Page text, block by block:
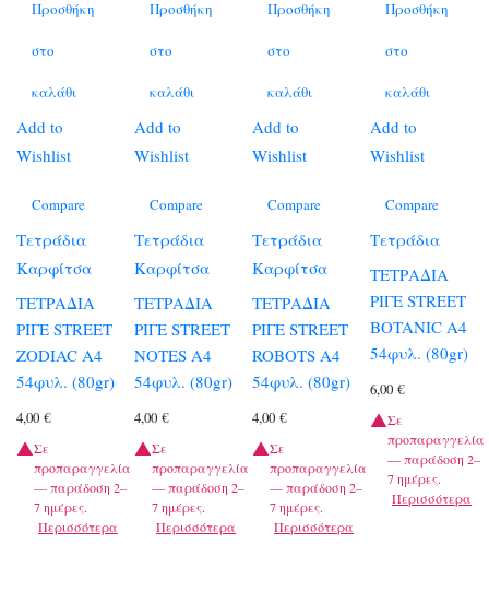
Προσθήκη
στο
καλάθι
Add to
Wishlist
Compare
Τετράδια
Καρφίτσα
ΤΕΤΡΑΔΙΑ
ΡΙΓΕ STREET
ZODIAC A4
54φυλ. (80gr)
4,00 €
Σε
προπαραγγελία
— παράδοση 2–
7 ημέρες.
Περισσότερα
Προσθήκη
στο
καλάθι
Add to
Wishlist
Compare
Τετράδια
Καρφίτσα
ΤΕΤΡΑΔΙΑ
ΡΙΓΕ STREET
NOTES A4
54φυλ. (80gr)
4,00€
Σε
προπαραγγελία
— παράδοση 2–
7 ημέρες.
Περισσότερα
Προσθήκη
στο
καλάθι
Add to
Wishlist
Compare
Τετράδια
Καρφίτσα
ΤΕΤΡΑΔΙΑ
ΡΙΓΕ STREET
ROBOTS A4
54φυλ. (80gr)
4,00€
Σε
προπαραγγελία
— παράδοση 2–
7 ημέρες.
Περισσότερα
Προσθήκη
στο
καλάθι
Add to
Wishlist
Compare
Τετράδια
ΤΕΤΡΑΔΙΑ
ΡΙΓΕ STREET
BOTANIC A4
54φυλ. (80gr)
6,00€
Σε
προπαραγγελία
— παράδοση 2–
7 ημέρες.
Περισσότερα